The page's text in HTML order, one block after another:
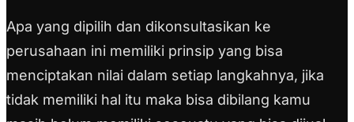
Apa yang dipilih dan dikonsultasikan ke
perusahaan ini memiliki prinsip yang bisa
menciptakan nilai dalam setiap langkahnya, jika
tidak memiliki hal itu maka bisa dibilang kamu